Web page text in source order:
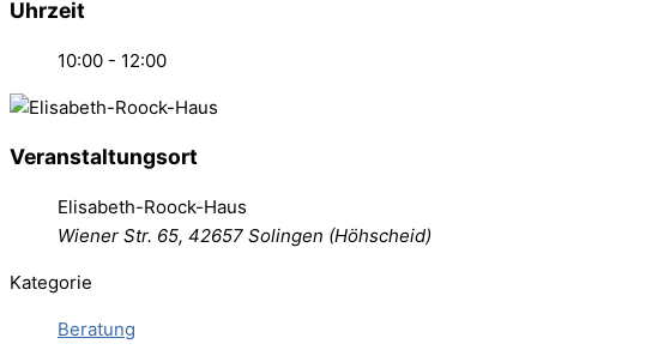
Uhrzeit
10:00 - 12:00
Veranstaltungsort
Elisabeth-Roock-Haus
Wiener Str. 65, 42657 Solingen (Höhscheid)
Kategorie
Beratung